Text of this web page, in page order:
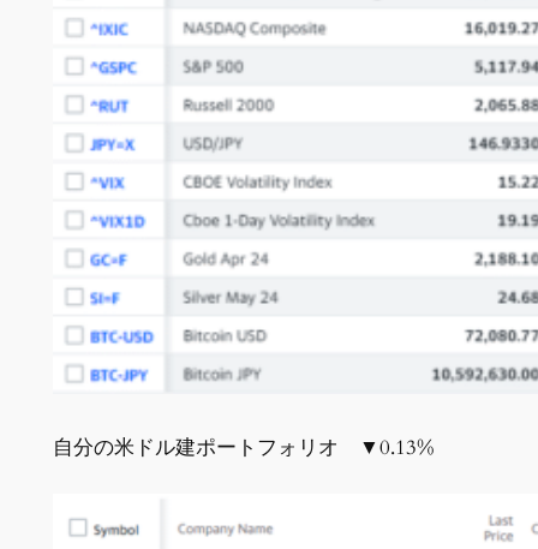
自分の米ドル建ポートフォリオ ▼0.13%